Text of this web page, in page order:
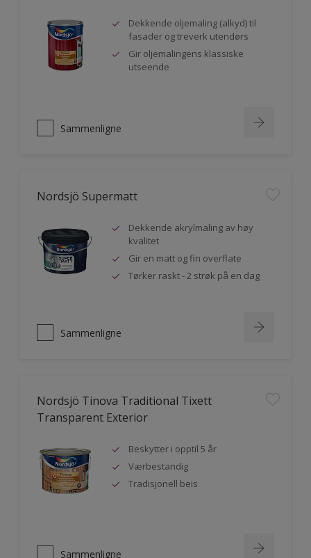
Dekkende oljemaling (alkyd) til
fasader og treverk utendørs
Gir oljemalingens klassiske
utseende
Sammenligne
Nordsjö Supermatt
Dekkende akrylmaling av høy
kvalitet
Gir en matt og fin overflate
Tørker raskt - 2 strøk på en dag
Sammenligne
Nordsjö Tinova Traditional Tixett
Transparent Exterior
Beskytter i opptil 5 år
Værbestandig
Tradisjonell beis
Sammenligne